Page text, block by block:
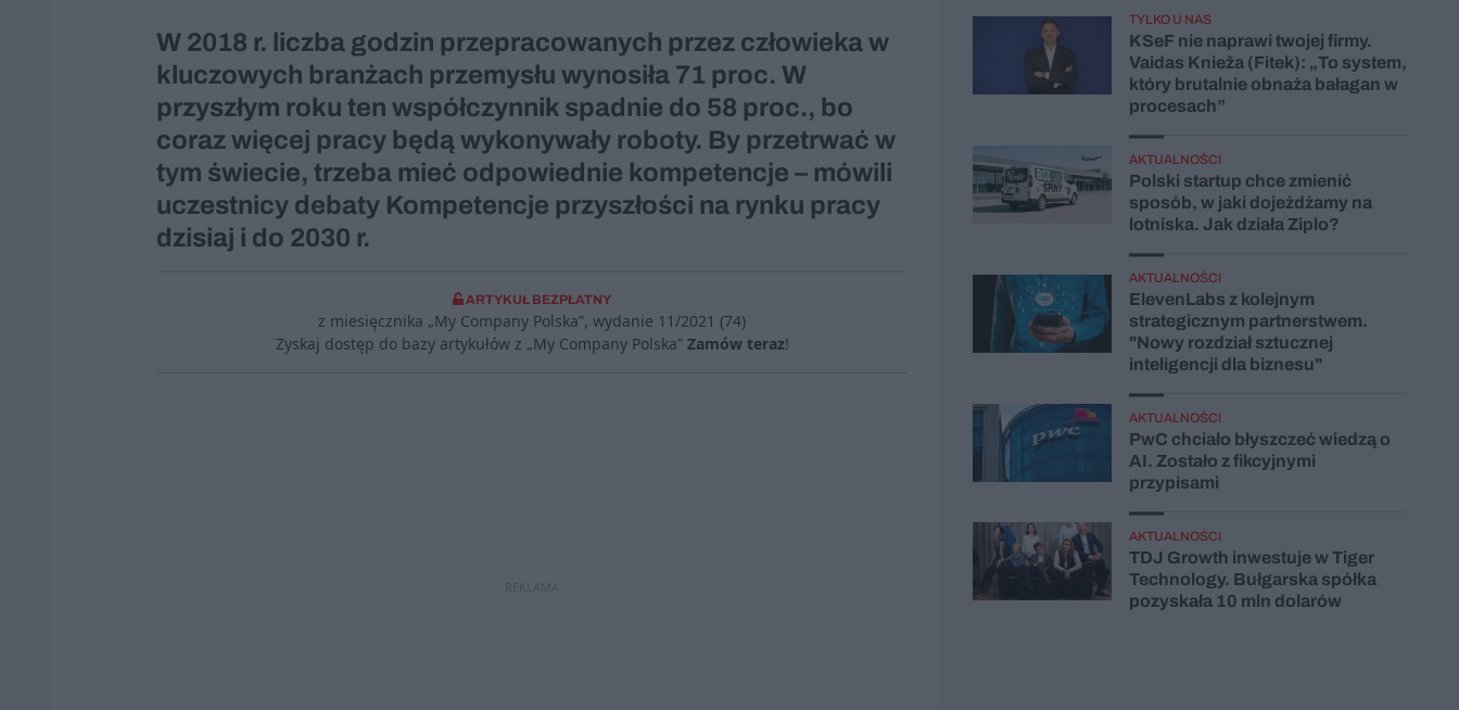
W 2018 r. liczba godzin przepracowanych przez człowieka w
kluczowych branżach przemysłu wynosiła 71 proc. W
przyszłym roku ten współczynnik spadnie do 58 proc., bo
coraz więcej pracy będą wykonywały roboty. By przetrwać w
tym świecie, trzeba mieć odpowiednie kompetencje – mówili
uczestnicy debaty Kompetencje przyszłości na rynku pracy
dzisiaj i do 2030 r.
ARTYKUŁ BEZPŁATNY
z miesięcznika „My Company Polska”, wydanie 11/2021 (74)
Zyskaj dostęp do bazy artykułów z „My Company Polska” Zamów teraz!
REKLAMA
TYLKO U NAS
KSeF nie naprawi twojej firmy.
Vaidas Knieža (Fitek): „To system,
który brutalnie obnaża bałagan w
procesach”
AKTUALNOŚCI
Polski startup chce zmienić
sposób, w jaki dojeżdżamy na
lotniska. Jak działa Ziplo?
AKTUALNOŚCI
ElevenLabs z kolejnym
strategicznym partnerstwem.
"Nowy rozdział sztucznej
inteligencji dla biznesu"
AKTUALNOŚCI
PwC chciało błyszczeć wiedzą o
AI. Zostało z fikcyjnymi
przypisami
AKTUALNOŚCI
TDJ Growth inwestuje w Tiger
Technology. Bułgarska spółka
pozyskała 10 mln dolarów